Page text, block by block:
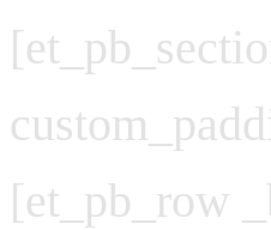
[et_pb_row